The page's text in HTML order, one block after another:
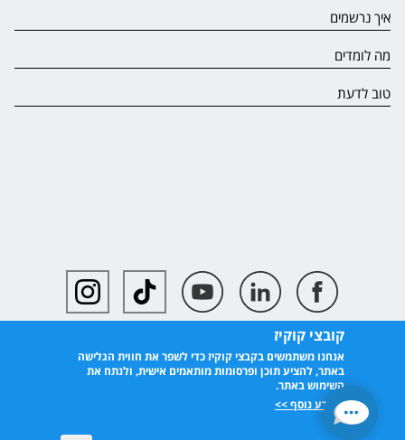
קובצי קוקיז
אנחנו משתמשים בקבצי קוקיז כדי לשפר את חווית הגלישה
באתר, להציע תוכן ופרסומות מותאמים אישית, ולנתח את
השימוש באתר.
למידע נוסף >>
איך נרשמים
מה לומדים
טוב לדעת